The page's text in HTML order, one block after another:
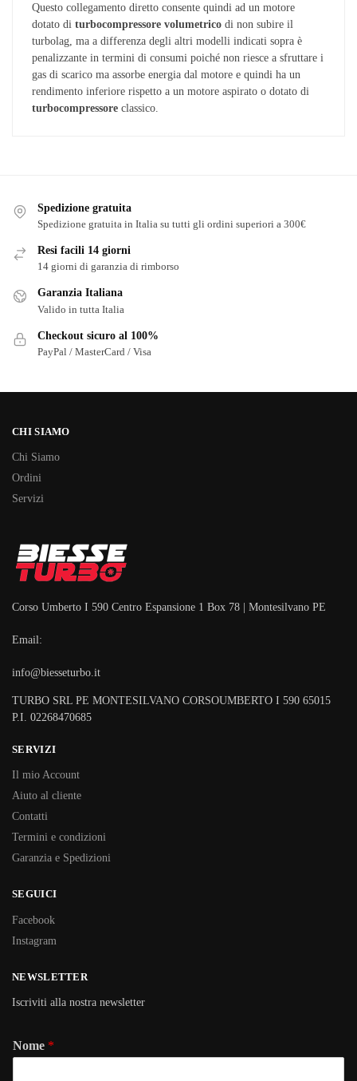
Questo collegamento diretto consente quindi ad un motore
dotato di turbocompressore volumetrico di non subire il
turbolag, ma a differenza degli altri modelli indicati sopra è
penalizzante in termini di consumi poiché non riesce a sfruttare i
gas di scarico ma assorbe energia dal motore e quindi ha un
rendimento inferiore rispetto a un motore aspirato o dotato di
turbocompressore classico.
Spedizione gratuita
Spedizione gratuita in Italia su tutti gli ordini superiori a 300€
Resi facili 14 giorni
14 giorni di garanzia di rimborso
Garanzia Italiana
Valido in tutta Italia
Checkout sicuro al 100%
PayPal / MasterCard / Visa
CHI SIAMO
Chi Siamo
Ordini
Servizi
Corso Umberto I 590 Centro Espansione 1 Box 78 | Montesilvano PE
Email:
info@biesseturbo.it
TURBO SRL PE MONTESILVANO CORSOUMBERTO I 590 65015
P.I. 02268470685
SERVIZI
Il mio Account
Aiuto al cliente
Contatti
Termini e condizioni
Garanzia e Spedizioni
SEGUICI
Facebook
Instagram
NEWSLETTER
Iscriviti alla nostra newsletter
Nome *